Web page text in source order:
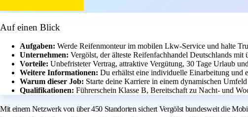
Auf einen Blick
Aufgaben: Werde Reifenmonteur im mobilen Lkw-Service und halte
Unternehmen: Vergölst, der älteste Reifenfachhandel Deutschlands mit
Vorteile: Unbefristeter Vertrag, attraktive Vergütung, 30 Tage Urlaub
Weitere Informationen: Du erhältst eine individuelle Einarbeitung und
Warum dieser Job: Starte deine Karriere in einem dynamischen
Qualifikationen: Führerschein Klasse B, Bereitschaft zu Nacht- und
Mit einem Netzwerk von über 450 Standorten sichert Vergölst bundesweit die